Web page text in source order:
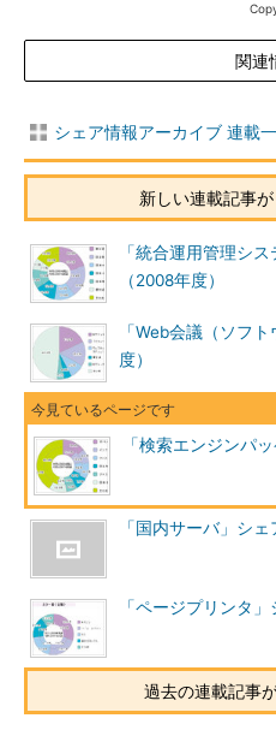
関連
シェア情報アーカイブ 連載
新しい連載記事
「統合運用管理シ
（2008年度）
「Web会議（ソフ
度）
「検索エンジンパ
「国内サーバ」シェ
「ページプリンタ」
過去の連載記事